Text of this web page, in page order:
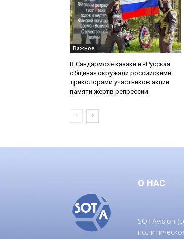
Важное
В Сандармохе казаки и «Русская
община» окружали российскими
триколорами участников акции
памяти жертв репрессий
О НАС
SOTAvision